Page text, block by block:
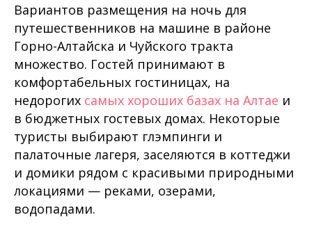
Вариантов размещения на ночь для
путешественников на машине в районе
Горно-Алтайска и Чуйского тракта
множество. Гостей принимают в
комфортабельных гостиницах, на
недорогих самых хороших базах на Алтае и
в бюджетных гостевых домах. Некоторые
туристы выбирают глэмпинги и
палаточные лагеря, заселяются в коттеджи
и домики рядом с красивыми природными
локациями — реками, озерами,
водопадами.